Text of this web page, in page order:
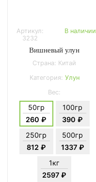
Артикул:
3232
В наличии
Вишневый улун
Страна: Китай
Категория: Улун
Вес:
50гр
260 ₽
100гр
390 ₽
250гр
812 ₽
500гр
1337 ₽
1кг
2597 ₽